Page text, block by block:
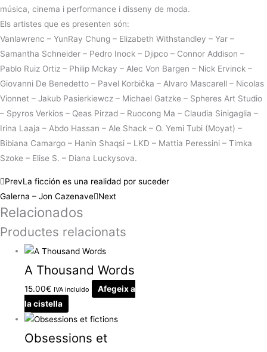
música, cinema i performance i disseny de moda.
Els artistes que es presenten són:
Vanlawrenc – YunRay Chung – Elizabeth Withstandley – Yar –
Samantha Schneider – Pedro Inock – Djipco – Connor Addison –
Pablo Ruiz Ortiz – Philip Mckay – Alec Von Bargen – Nick Ervinck –
Giovanni De Benedetto – Pavel Korbička – Alvaro Mascarell – Nicolas
Vionnet – Jakub Pasierkiewcz – Michael Gatzke – Spheres Art Studio
– Spyros Verkios – Qeas Pirzad – Ruocong Ma – Claudia Sinigaglia –
Irina Laaja – Abdo Hassan – Ale Shack – O. Yemi Tubi (Moyat) –
Bibiana Camargo – Hanin Shaqsi – LKD – Mattia Peressini – Timka
Szoke – Elise S. – Diana Luckysova.
PrevLa ficción es una realidad por suceder
Galerna – Jon Cazenave Next
Relacionados
Productes relacionats
A Thousand Words
15.00€ IVA incluido
Afegeix a
la cistella
Obsessions et